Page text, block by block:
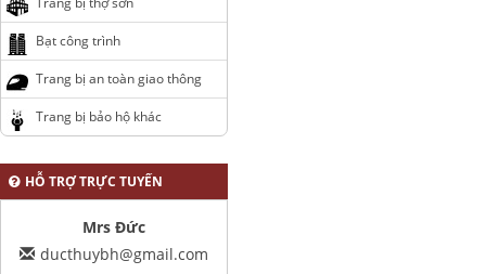
Bạt công trình
Trang bị an toàn giao thông
Trang bị bảo hộ khác
HỖ TRỢ TRỰC TUYẾN
Mrs Đức
ducthuybh@gmail.com